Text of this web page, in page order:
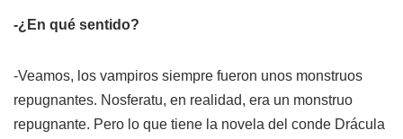
-¿En qué sentido?
-Veamos, los vampiros siempre fueron unos monstruos
repugnantes. Nosferatu, en realidad, era un monstruo
repugnante. Pero lo que tiene la novela del conde Drácula